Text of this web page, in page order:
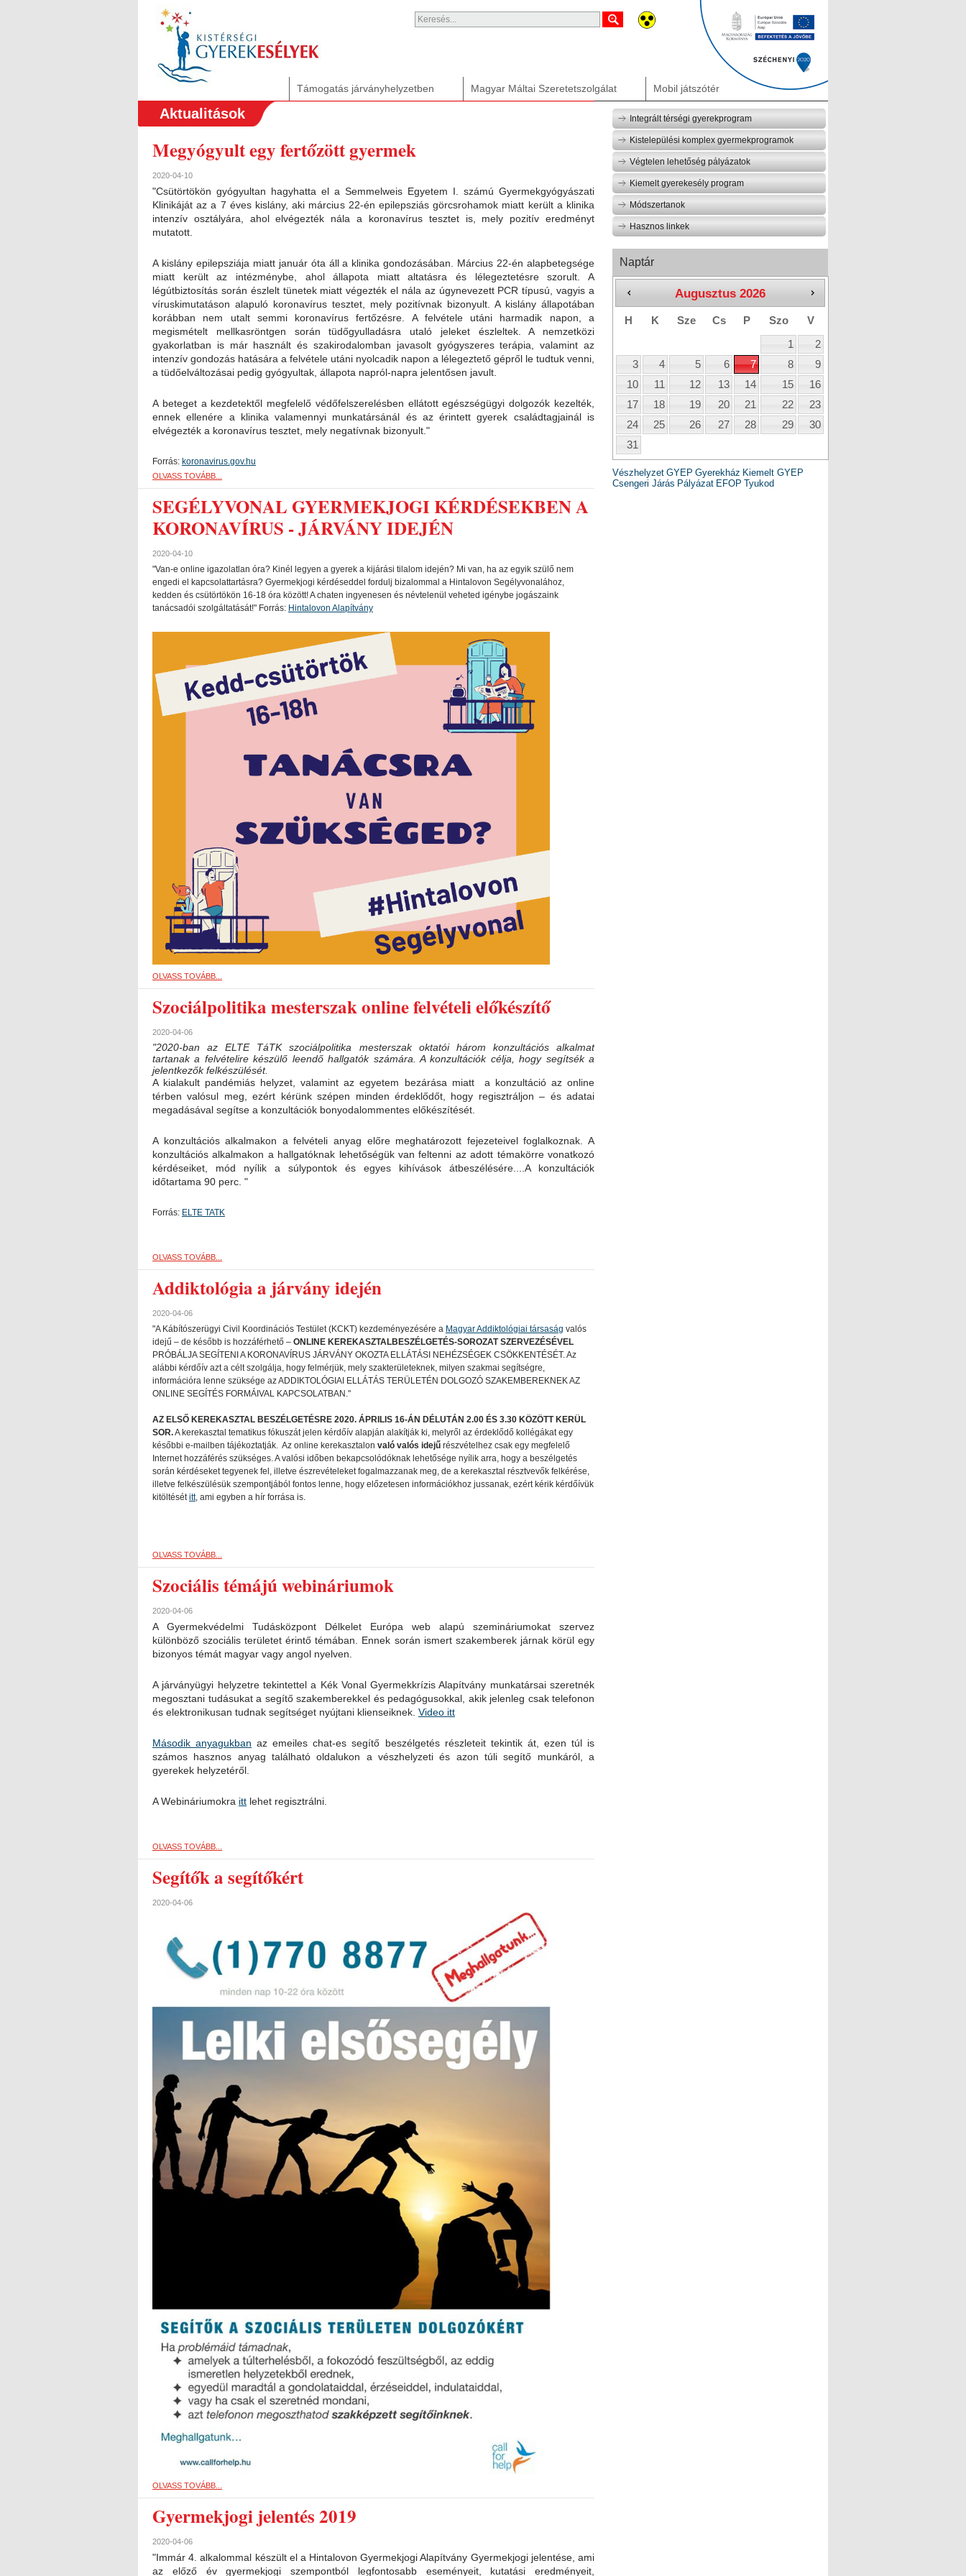
Támogatás járványhelyzetben Magyar Máltai Szeretetszolgálat Mobil játszótér
Aktualitások
Megyógyult egy fertőzött gyermek
2020-04-10
"Csütörtökön gyógyultan hagyhatta el a Semmelweis Egyetem I. számú Gyermekgyógyászati
Klinikáját az a 7 éves kislány, aki március 22-én epilepsziás görcsrohamok miatt került a klinika
intenzív osztályára, ahol elvégezték nála a koronavírus tesztet is, mely pozitív eredményt
mutatott.
A kislány epilepsziája miatt január óta áll a klinika gondozásában. Március 22-én alapbetegsége
miatt került az intézménybe, ahol állapota miatt altatásra és lélegeztetésre szorult. A
légútbiztosítás során észlelt tünetek miatt végezték el nála az úgynevezett PCR típusú, vagyis a
víruskimutatáson alapuló koronavírus tesztet, mely pozitívnak bizonyult. A kislány állapotában
korábban nem utalt semmi koronavírus fertőzésre. A felvétele utáni harmadik napon, a
megismételt mellkasröntgen során tüdőgyulladásra utaló jeleket észleltek. A nemzetközi
gyakorlatban is már használt és szakirodalomban javasolt gyógyszeres terápia, valamint az
intenzív gondozás hatására a felvétele utáni nyolcadik napon a lélegeztető gépről le tudtuk venni,
a tüdőelváltozásai pedig gyógyultak, állapota napról-napra jelentősen javult.
A beteget a kezdetektől megfelelő védőfelszerelésben ellátott egészségügyi dolgozók kezelték,
ennek ellenére a klinika valamennyi munkatársánál és az érintett gyerek családtagjainál is
elvégezték a koronavírus tesztet, mely negatívnak bizonyult."
Forrás: koronavirus.gov.hu
OLVASS TOVÁBB...
SEGÉLYVONAL GYERMEKJOGI KÉRDÉSEKBEN A
KORONAVÍRUS - JÁRVÁNY IDEJÉN
2020-04-10
"Van-e online igazolatlan óra? Kinél legyen a gyerek a kijárási tilalom idején? Mi van, ha az egyik szülő nem
engedi el kapcsolattartásra? Gyermekjogi kérdéseddel fordulj bizalommal a Hintalovon Segélyvonalához,
kedden és csütörtökön 16-18 óra között! A chaten ingyenesen és névtelenül veheted igénybe jogászaink
tanácsadói szolgáltatását!" Forrás: Hintalovon Alapítvány
OLVASS TOVÁBB...
Szociálpolitika mesterszak online felvételi előkészítő
2020-04-06
"2020-ban az ELTE TáTK szociálpolitika mesterszak oktatói három konzultációs alkalmat
tartanak a felvételire készülő leendő hallgatók számára. A konzultációk célja, hogy segítsék a
jelentkezők felkészülését.
A kialakult pandémiás helyzet, valamint az egyetem bezárása miatt a konzultáció az online
térben valósul meg, ezért kérünk szépen minden érdeklődőt, hogy regisztráljon – és adatai
megadásával segítse a konzultációk bonyodalommentes előkészítését.
A konzultációs alkalmakon a felvételi anyag előre meghatározott fejezeteivel foglalkoznak. A
konzultációs alkalmakon a hallgatóknak lehetőségük van feltenni az adott témakörre vonatkozó
kérdéseiket, mód nyílik a súlypontok és egyes kihívások átbeszélésére....A konzultációk
időtartama 90 perc. "
Forrás: ELTE TATK
OLVASS TOVÁBB...
Addiktológia a járvány idején
2020-04-06
"A Kábítószerügyi Civil Koordinációs Testület (KCKT) kezdeményezésére a Magyar Addiktológiai társaság valós
idejű – de később is hozzáférhető – ONLINE KEREKASZTALBESZÉLGETÉS-SOROZAT SZERVEZÉSÉVEL
PRÓBÁLJA SEGÍTENI A KORONAVÍRUS JÁRVÁNY OKOZTA ELLÁTÁSI NEHÉZSÉGEK CSÖKKENTÉSÉT. Az
alábbi kérdőív azt a célt szolgálja, hogy felmérjük, mely szakterületeknek, milyen szakmai segítségre,
információra lenne szüksége az ADDIKTOLÓGIAI ELLÁTÁS TERÜLETÉN DOLGOZÓ SZAKEMBEREKNEK AZ
ONLINE SEGÍTÉS FORMÁIVAL KAPCSOLATBAN."
AZ ELSŐ KEREKASZTAL BESZÉLGETÉSRE 2020. ÁPRILIS 16-ÁN DÉLUTÁN 2.00 ÉS 3.30 KÖZÖTT KERÜL
SOR.A kerekasztal tematikus fókuszát jelen kérdőív alapján alakítják ki, melyről az érdeklődő kollégákat egy
későbbi e-mailben tájékoztatják. Az online kerekasztalon való valós idejű részvételhez csak egy megfelelő
Internet hozzáférés szükséges. A valósi időben bekapcsolódóknak lehetősége nyílik arra, hogy a beszélgetés
során kérdéseket tegyenek fel, illetve észrevételeket fogalmazzanak meg, de a kerekasztal résztvevők felkérése,
illetve felkészülésük szempontjából fontos lenne, hogy előzetesen információkhoz jussanak, ezért kérik kérdőívük
kitöltésétitt, ami egyben a hír forrása is.
OLVASS TOVÁBB...
Szociális témájú webináriumok
2020-04-06
A Gyermekvédelmi Tudásközpont Délkelet Európa web alapú szemináriumokat szervez
különböző szociális területet érintő témában. Ennek során ismert szakemberek járnak körül egy
bizonyos témát magyar vagy angol nyelven.
A járványügyi helyzetre tekintettel a Kék Vonal Gyermekkrízis Alapítvány munkatársai szeretnék
megosztani tudásukat a segítő szakemberekkel és pedagógusokkal, akik jelenleg csak telefonon
és elektronikusan tudnak segítséget nyújtani klienseiknek. Video itt
Második anyagukban az emeiles chat-es segítő beszélgetés részleteit tekintik át, ezen túl is
számos hasznos anyag található oldalukon a vészhelyzeti és azon túli segítő munkáról, a
gyerekek helyzetéről.
A Webináriumokra itt lehet regisztrálni.
OLVASS TOVÁBB...
Segítők a segítőkért
2020-04-06
OLVASS TOVÁBB...
Gyermekjogi jelentés 2019
2020-04-06
"Immár 4. alkalommal készült el a Hintalovon Gyermekjogi Alapítvány Gyermekjogi jelentése, ami
az előző év gyermekjogi szempontból legfontosabb eseményeit, kutatási eredményeit,
Integrált térségi gyerekprogram
Kistelepülési komplex gyermekprogramok
Végtelen lehetőség pályázatok
Kiemelt gyerekesély program
Módszertanok
Hasznos linkek
Naptár
Augusztus 2026
H K Sze Cs P Szo
V
1
2
3
4 5 6 7 8
9
10
11 12 13 14 15
16
17
18 19 20 21 22
23
24
25 26 27 28 29
30
31
Vészhelyzet GYEP Gyerekház Kiemelt GYEP
Csengeri Járás Pályázat EFOP Tyukod